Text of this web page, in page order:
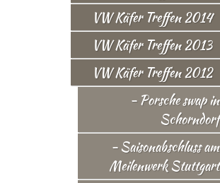
VW Käfer Treffen 2014
VW Käfer Treffen 2013
VW Käfer Treffen 2012
- Porsche swap in
Schorndorf
- Saisonabschluss am
Meilenwerk Stuttgart